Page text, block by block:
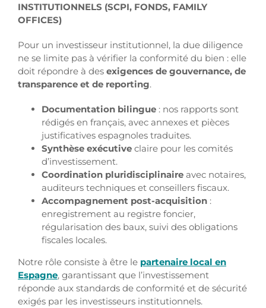
INSTITUTIONNELS (SCPI, FONDS, FAMILY
OFFICES)
Pour un investisseur institutionnel, la due diligence
ne se limite pas à vérifier la conformité du bien : elle
doit répondre à des exigences de gouvernance, de
transparence et de reporting.
Documentation bilingue : nos rapports sont
rédigés en français, avec annexes et pièces
justificatives espagnoles traduites.
Synthèse exécutive claire pour les comités
d’investissement.
Coordination pluridisciplinaire avec notaires,
auditeurs techniques et conseillers fiscaux.
Accompagnement post-acquisition :
enregistrement au registre foncier,
régularisation des baux, suivi des obligations
fiscales locales.
Notre rôle consiste à être le partenaire local en
Espagne, garantissant que l’investissement
réponde aux standards de conformité et de sécurité
exigés par les investisseurs institutionnels.